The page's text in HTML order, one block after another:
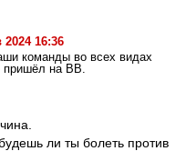
16:36
команды во всех видах
пришёл на ВВ.
ли ты болеть против